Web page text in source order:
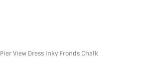
Pier View Dress Inky Fronds Chalk